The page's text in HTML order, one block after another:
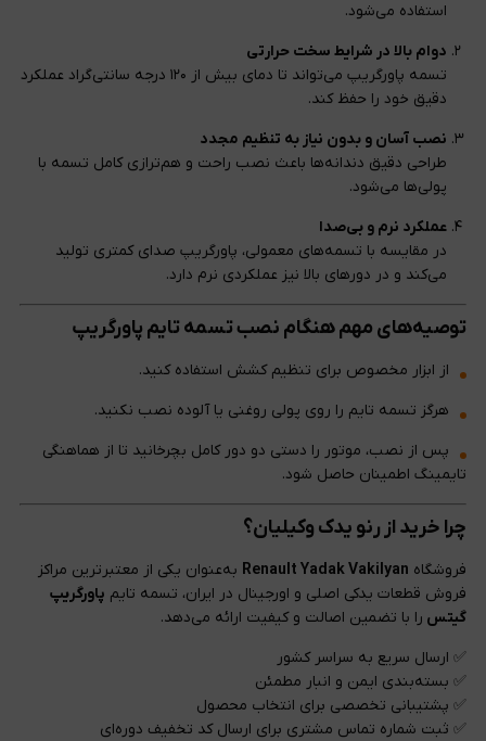
استفاده می‌شود.
دوام بالا در شرایط سخت حرارتی
تسمه پاورگریپ می‌تواند تا دمای بیش از ۱۲۰ درجه سانتی‌گراد عملکرد
دقیق خود را حفظ کند.
نصب آسان و بدون نیاز به تنظیم مجدد
طراحی دقیق دندانه‌ها باعث نصب راحت و هم‌ترازی کامل تسمه با
پولی‌ها می‌شود.
عملکرد نرم و بی‌صدا
در مقایسه با تسمه‌های معمولی، پاورگریپ صدای کمتری تولید
می‌کند و در دورهای بالا نیز عملکردی نرم دارد.
توصیه‌های مهم هنگام نصب تسمه تایم پاورگریپ
از ابزار مخصوص برای تنظیم کشش استفاده کنید.
هرگز تسمه تایم را روی پولی روغنی یا آلوده نصب نکنید.
پس از نصب، موتور را دستی دو دور کامل بچرخانید تا از هماهنگی
تایمینگ اطمینان حاصل شود.
چرا خرید از رنو یدک وکیلیان؟
فروشگاه Renault Yadak Vakilyan به‌عنوان یکی از معتبرترین مراکز
فروش قطعات یدکی اصلی و اورجینال در ایران، تسمه تایم پاورگریپ
گیتس را با تضمین اصالت و کیفیت ارائه می‌دهد.
✅ ارسال سریع به سراسر کشور
✅ بسته‌بندی ایمن و انبار مطمئن
✅ پشتیبانی تخصصی برای انتخاب محصول
✅ ثبت شماره تماس مشتری برای ارسال کد تخفیف دوره‌ای